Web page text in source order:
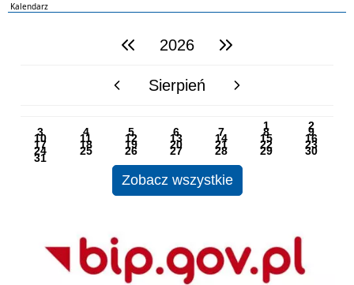
Kalendarz
poprzedni rok2026 następny rok
poprzedni miesiącSierpień następny miesiąc
1 2
3 4 5 6 7 8 9
10 11 12 13 14 15 16
17 18 19 20 21 22 23
24 25 26 27 28 29 30
31
Zobacz wszystkie